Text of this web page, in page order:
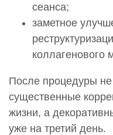
сеанса;
заметное
коллагенового
После процедуры не
существенные
жизни, а
уже на третий день.